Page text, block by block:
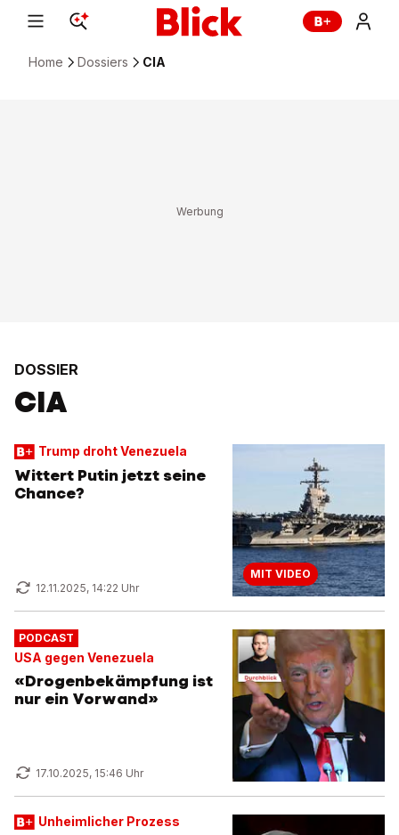
Home Dossiers CIA
DOSSIER
CIA
Trump droht Venezuela
Wittert Putin jetzt seine
Chance?
12.11.2025, 14:22 Uhr
MIT VIDEO
PODCAST
USA gegen Venezuela
«Drogenbekämpfung ist
nur ein Vorwand»
17.10.2025, 15:46 Uhr
Unheimlicher Prozess